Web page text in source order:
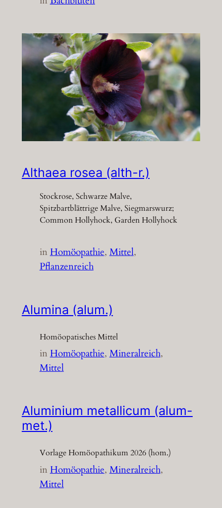
Althaea rosea (alth-r.)
Stockrose, Schwarze Malve,
Spitzbartblättrige Malve, Siegmarswurz;
Common Hollyhock, Garden Hollyhock
inHomöopathie, Mittel
Pflanzenreich
Alumina (alum.)
Homöopatisches Mittel
inHomöopathie, Mineralreich
Mittel
Aluminium metallicum (alum-
met.)
Vorlage Homöopathikum 2026 (hom.)
inHomöopathie, Mineralreich
Mittel